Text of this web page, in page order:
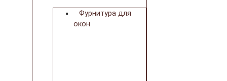
Фурнитура для
окон